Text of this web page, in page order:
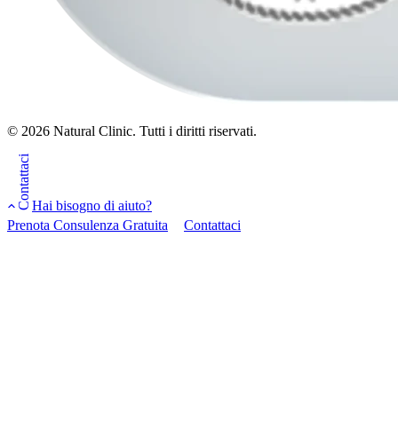
© 2026 Natural Clinic. Tutti i diritti riservati.
Contattaci Hai bisogno di aiuto?
Prenota Consulenza Gratuita
Contattaci